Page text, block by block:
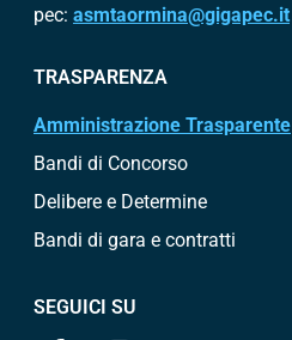
pec: asmtaormina@gigapec.it
TRASPARENZA
Amministrazione Trasparente
Bandi di Concorso
Delibere e Determine
Bandi di gara e contratti
SEGUICI SU